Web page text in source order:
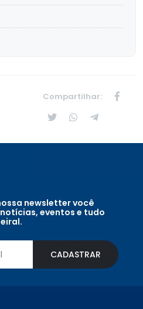
Compartilhar:
newsletter você
eventos e tudo
CADASTRAR